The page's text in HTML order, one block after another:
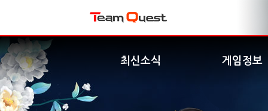
최신소식 게임정보